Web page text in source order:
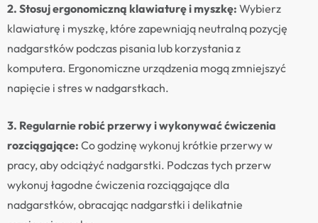
2. Stosuj ergonomiczną klawiaturę i myszkę: Wybierz
klawiaturę i myszkę, które zapewniają neutralną pozycję
nadgarstków podczas pisania lub korzystania z
komputera. Ergonomiczne urządzenia mogą zmniejszyć
napięcie i stres w nadgarstkach.
3. Regularnie robić przerwy i wykonywać ćwiczenia
rozciągające: Co godzinę wykonuj krótkie przerwy w
pracy, aby odciążyć nadgarstki. Podczas tych przerw
wykonuj łagodne ćwiczenia rozciągające dla
nadgarstków, obracając nadgarstki i delikatnie